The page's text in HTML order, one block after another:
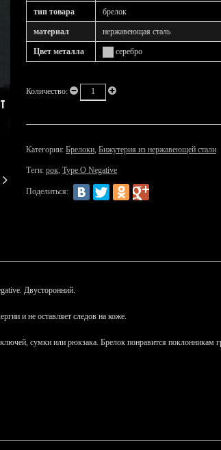
тип товара брелок
материал нержавеющая сталь
Цвет металла серебро
Количество:
Категории: Брелоки, Бижутерия из нержавеющей стали
Теги: рок, Type O Negative
Поделиться:
Двусторонний.
и не оставляет следов на коже.
сумки или рюкзака. Брелок понравится